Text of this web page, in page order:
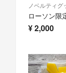
ノベルティグ
¥2,000